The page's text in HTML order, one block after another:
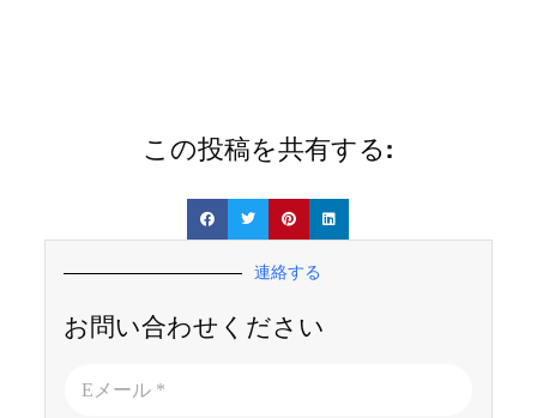
この投稿を共有する:
連絡する
お問い合わせください